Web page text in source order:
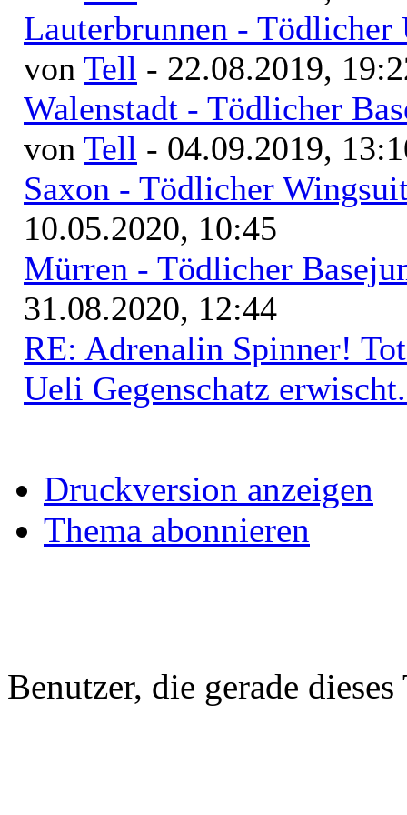
Lauterbrunnen -
von Tell - 22.08.2019,
Walenstadt - Tödlicher
von Tell - 04.09.2019,
Saxon - Tödlicher
10.05.2020, 10:45
Mürren - Tödlicher
31.08.2020, 12:44
RE: Adrenalin Spinner!
Ueli Gegenschatz
Druckversion anzeigen
Thema abonnieren
Benutzer, die gerade